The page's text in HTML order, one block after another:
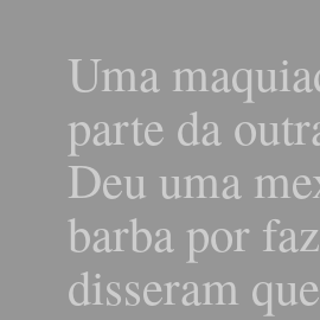
Uma
parte da
Deu uma
barba por
disseram